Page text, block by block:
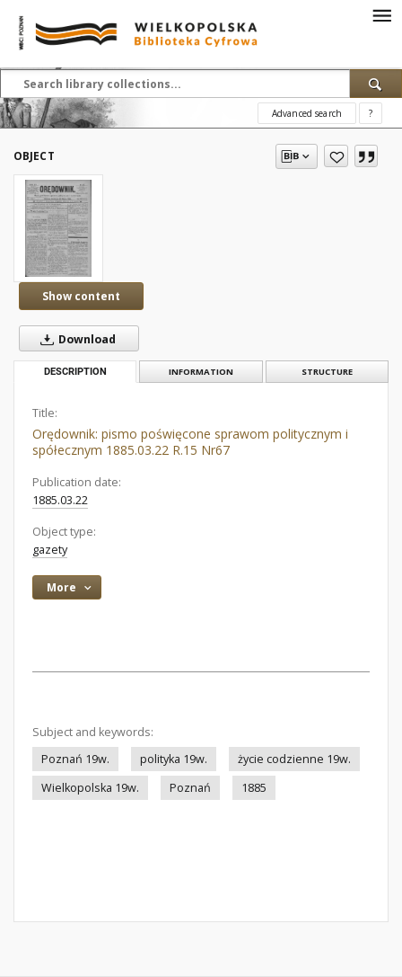
Advanced search ?
OBJECT
Show content
Download
DESCRIPTION INFORMATION STRUCTURE
Title:
Orędownik: pismo poświęcone sprawom politycznym i
spółecznym 1885.03.22 R.15 Nr67
Publication date:
1885.03.22
Object type:
gazety
More
Subject and keywords:
Poznań 19w.
polityka 19w.
życie codzienne 19w.
Wielkopolska 19w.
Poznań 1885